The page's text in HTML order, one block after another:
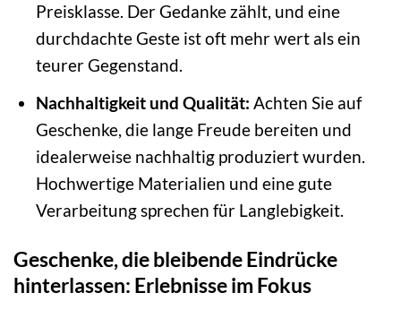
Preisklasse. Der Gedanke zählt, und eine
durchdachte Geste ist oft mehr wert als ein
teurer Gegenstand.
Nachhaltigkeit und Qualität: Achten Sie auf
Geschenke, die lange Freude bereiten und
idealerweise nachhaltig produziert wurden.
Hochwertige Materialien und eine gute
Verarbeitung sprechen für Langlebigkeit.
Geschenke, die bleibende Eindrücke
hinterlassen: Erlebnisse im Fokus